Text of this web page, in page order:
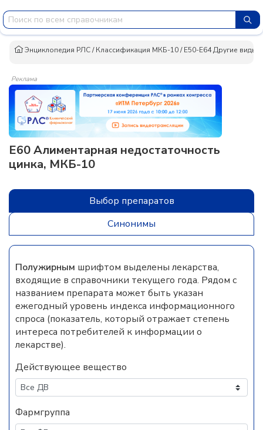
Энциклопедия РЛС/Классификация МКБ-10/E50-E64 Другие виды
Реклама
E60 Алиментарная недостаточность
цинка, МКБ-10
Выбор препаратов
Синонимы
Полужирным шрифтом выделены лекарства,
входящие в справочники текущего года. Рядом с
названием препарата может быть указан
ежегодный уровень индекса информационного
спроса (показатель, который отражает степень
интереса потребителей к информации о
лекарстве).
Действующее вещество
Фармгруппа